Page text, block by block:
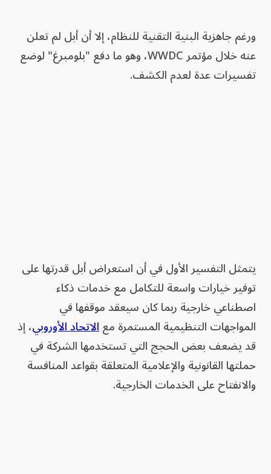
ورغم جاهزية البنية التقنية للنظام، إلا أن أبل لم تعلن
عنه خلال مؤتمر WWDC، وهو ما دفع "بلومبرغ" لوضع
تفسيرات عدة لعدم الكشف.
يتمثل التفسير الأول في أن استعراض أبل قدرتها على
توفير خيارات واسعة للتكامل مع خدمات ذكاء
اصطناعي خارجية ربما كان سيعقد موقفها في
المواجهات التنظيمية المستمرة معالاتحاد الأوروبي، إذ
قد يضعف بعض الحجج التي تستخدمها الشركة في
حملتها القانونية والإعلامية المتعلقة بقواعد المنافسة
والانفتاح على الخدمات الخارجية.